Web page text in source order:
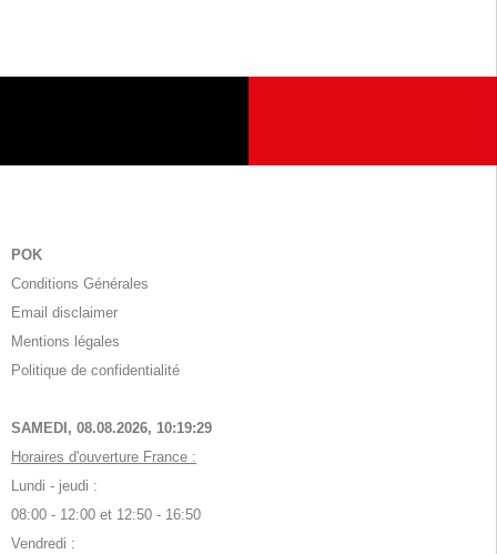
POK
Conditions Générales
Email disclaimer
Mentions légales
Politique de confidentialité
SAMEDI, 08.08.2026, 10:19:30
Horaires d'ouverture France :
Lundi - jeudi :
08:00 - 12:00 et 12:50 - 16:50
Vendredi :